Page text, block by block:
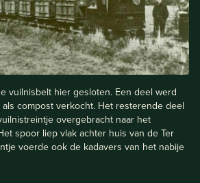
vuilnisbelt hier gesloten. Een deel werd
compost verkocht. Het resterende deel
overgebracht naar het
spoor liep vlak achter huis van de Ter
voerde ook de kadavers van het nabije